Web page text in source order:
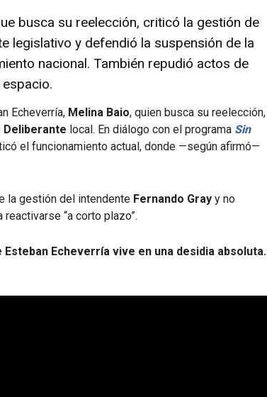
busca su reelección, criticó la gestión de
legislativo y defendió la suspensión de la
nacional. También repudió actos de
Echeverría, Melina Baio, quien busca su reelección,
Deliberante local. En diálogo con el programa Sin
el funcionamiento actual, donde —según afirmó—
la gestión del intendente Fernando Gray y no
reactivarse “a corto plazo”.
Echeverría vive en una desidia absoluta.